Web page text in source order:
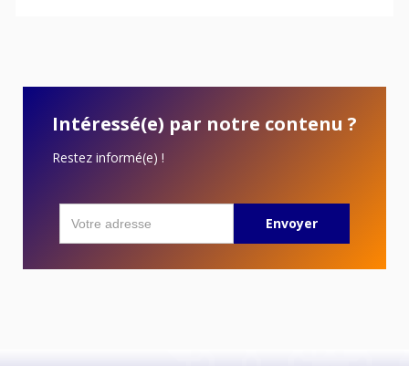
Intéressé(e) par notre contenu ?
Restez informé(e) !